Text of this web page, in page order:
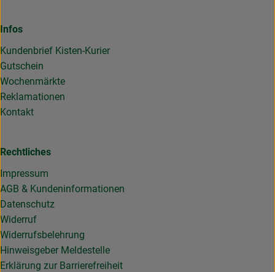
Infos
Kundenbrief Kisten-Kurier
Gutschein
Wochenmärkte
Reklamationen
Kontakt
Rechtliches
Impressum
AGB & Kundeninformationen
Datenschutz
Widerruf
Widerrufsbelehrung
Hinweisgeber Meldestelle
Erklärung zur Barrierefreiheit